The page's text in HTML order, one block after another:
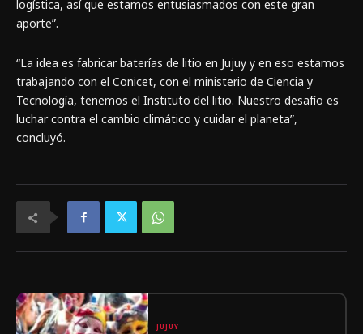
logística, así que estamos entusiasmados con este gran
aporte”.
“La idea es fabricar baterías de litio en Jujuy y en eso estamos
trabajando con el Conicet, con el ministerio de Ciencia y
Tecnología, tenemos el Instituto del litio. Nuestro desafío es
luchar contra el cambio climático y cuidar el planeta”,
concluyó.
JUJUY